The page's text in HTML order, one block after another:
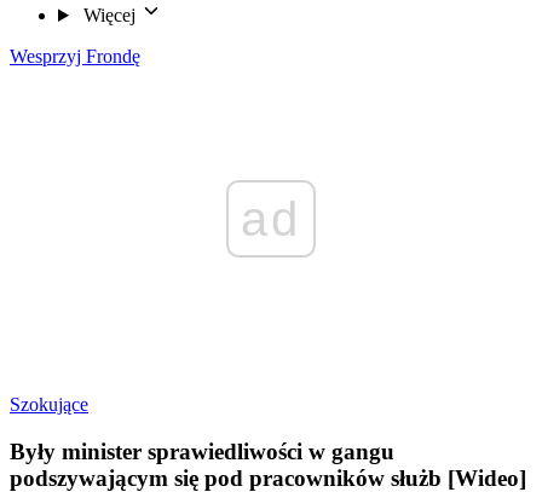
Więcej
Wesprzyj Frondę
ad
Szokujące
Były minister sprawiedliwości w gangu
podszywającym się pod pracowników służb [Wideo]